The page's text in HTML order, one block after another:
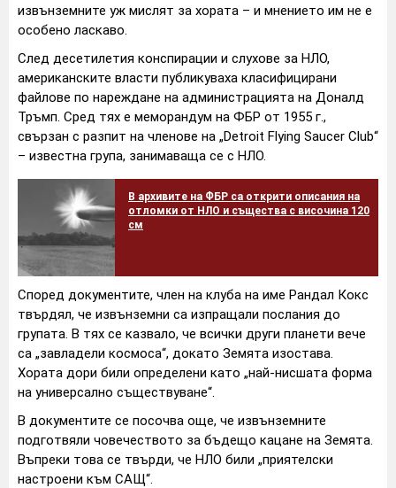
извънземните уж мислят за хората – и мнението им не е
особено ласкаво.
След десетилетия конспирации и слухове за НЛО,
американските власти публикуваха класифицирани
файлове по нареждане на администрацията на Доналд
Тръмп. Сред тях е меморандум на ФБР от 1955 г.,
свързан с разпит на членове на „Detroit Flying Saucer Club“
– известна група, занимаваща се с НЛО.
В архивите на ФБР са открити описания на
отломки от НЛО и същества с височина 120
см
Според документите, член на клуба на име Рандал Кокс
твърдял, че извънземни са изпращали послания до
групата. В тях се казвало, че всички други планети вече
са „завладели космоса“, докато Земята изостава.
Хората дори били определени като „най-нисшата форма
на универсално съществуване“.
В документите се посочва още, че извънземните
подготвяли човечеството за бъдещо кацане на Земята.
Въпреки това се твърди, че НЛО били „приятелски
настроени към САЩ“.